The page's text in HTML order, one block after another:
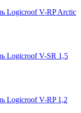
Logicroof V-RP Arctic
Logicroof V-SR 1,5
Logicroof V-RP 1,2